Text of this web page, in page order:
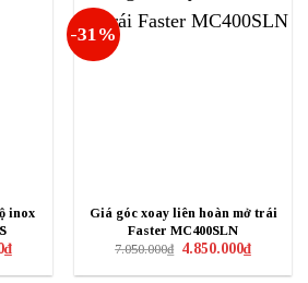
inox
₫Giá
hiện
tại
-31%
Giá góc xoay liên hoàn mở trái
Faster MC400SLN
7.050.000₫ Giá
là:
4.850.000₫Giá
hiện
tại